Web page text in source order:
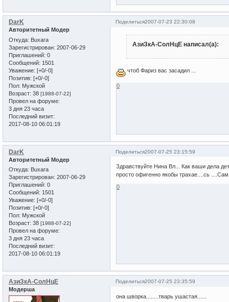
Поделиться2007-07-23 22:30:08
DarK
Авторитетный Модер
Откуда: Buxara
Зарегистрирован: 2007-06-29
Приглашений: 0
Сообщений: 1501
Уважение: [+0/-0]
Позитив: [+0/-0]
Пол: Мужской
Возраст: 38 [1988-07-22]
Провел на форуме:
3 дня 23 часа
Последний визит:
2017-08-10 06:01:19
АзиЗкА-СолНцЕ написал(а):
чтоб Фариз вас засадил ...
0
Поделиться2007-07-25 23:15:59
DarK
Авторитетный Модер
Откуда: Buxara
Зарегистрирован: 2007-06-29
Приглашений: 0
Сообщений: 1501
Уважение: [+0/-0]
Позитив: [+0/-0]
Пол: Мужской
Возраст: 38 [1988-07-22]
Провел на форуме:
3 дня 23 часа
Последний визит:
2017-08-10 06:01:19
Здравствуйте Нина Вл... Как ваши дела
просто офигенно якобы трахае....сь
0
Поделиться2007-07-25 23:35:59
АзиЗкА-СолНцЕ
Модерша
она шворка........тварь ушастая......